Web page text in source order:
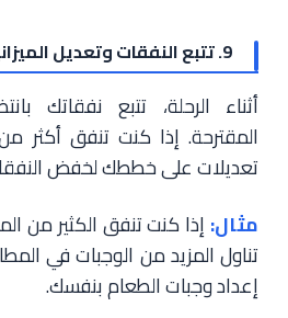
9. تتبع النفقات وتعديل الميزانية
أثناء الرحلة، تتبع نفقاتك
المقترحة. إذا كنت تنفق أكثر من
تعديلات على خططك لخفض
مثال: إذا كنت تنفق الكثير من
تناول المزيد من الوجبات في
إعداد وجبات الطعام بنفسك.